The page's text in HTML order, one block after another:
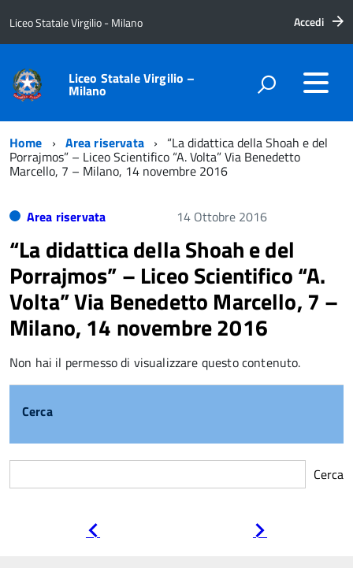
Liceo Statale Virgilio - Milano Accedi
Liceo Statale Virgilio –
Milano
Home Area riservata “La didattica della Shoah e del
Porrajmos” – Liceo Scientifico “A. Volta” Via Benedetto
Marcello, 7 – Milano, 14 novembre 2016
Area riservata 14 Ottobre 2016
“La didattica della Shoah e del
Porrajmos” – Liceo Scientifico “A.
Volta” Via Benedetto Marcello, 7 –
Milano, 14 novembre 2016
Non hai il permesso di visualizzare questo contenuto.
Cerca
Cerca